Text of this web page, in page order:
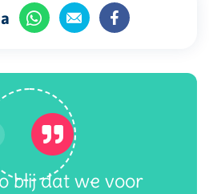
blij dat we voor